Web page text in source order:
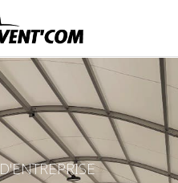
D'ENTREPRISE